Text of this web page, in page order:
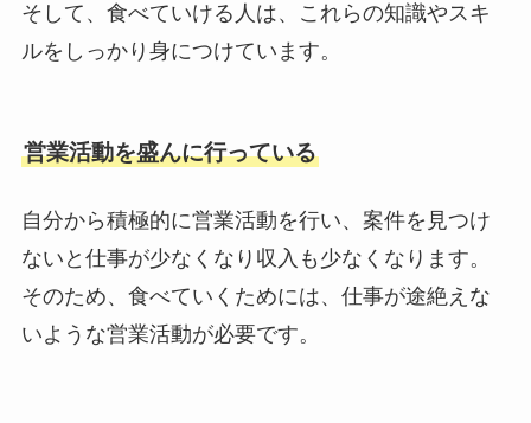
そして、食べていける人は、これらの知識やスキ
ルをしっかり身につけています。
営業活動を盛んに行っている
自分から積極的に営業活動を行い、案件を見つけ
ないと仕事が少なくなり収入も少なくなります。
そのため、食べていくためには、仕事が途絶えな
いような営業活動が必要です。